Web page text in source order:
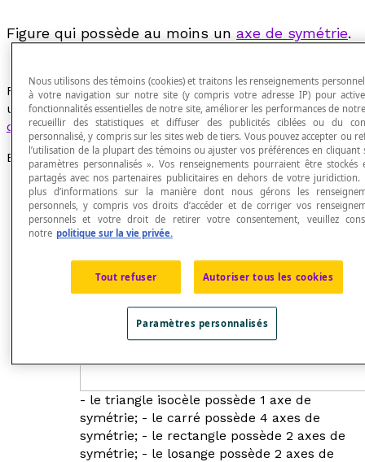
Figure qui possède au moins un axe de symétrie.
Figure à deux ou trois dimensions qui admet au moins
un axe de symétrie, un plan de symétrie ou uncentre
de symétrie.
Exemples
Voici diverses figures symétriques :
- le triangle isocèle possède 1 axe de
symétrie; - le carré possède 4 axes de
symétrie; - le rectangle possède 2 axes de
symétrie; - le losange possède 2 axes de
Nous utilisons des témoins (cookies) et traitons les renseignements
à votre navigation sur notre site (y compris votre adresse IP) pour
fonctionnalités essentielles de notre site, améliorer les performances de
recueillir des statistiques et diffuser des publicités ciblées ou du
personnalisé, y compris sur les sites web de tiers. Vous pouvez accepter ou
l’utilisation de la plupart des témoins ou ajuster vos préférences en cliquant
paramètres personnalisés ». Vos renseignements pourraient être stockés
partagés avec nos partenaires publicitaires en dehors de votre juridiction.
plus d’informations sur la manière dont nous gérons les
personnels, y compris vos droits d’accéder et de corriger vos
personnels et votre droit de retirer votre consentement, veuillez
notre politique sur la vie privée.
Tout refuser Autoriser tous les cookies
Paramètres personnalisés